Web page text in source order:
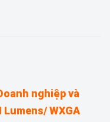
nghiệp và
WXGA